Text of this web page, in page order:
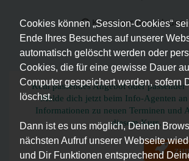
Cookies können „Session-Cookies“
Ende Ihres Besuches auf unserer
automatisch gelöscht werden oder
Cookies, die für eine gewisse Dauer
Computer gespeichert werden, sofern
löschst.
Dann ist es uns möglich, Deinen
nächsten Aufruf unserer Webseite
und Dir Funktionen entsprechend
Kurse werden
Kein passendes Angebot oder passender
Melde dich jetzt beim Info-Agenten an
Informationen zu neuen Terminen und
diesem Kurs.